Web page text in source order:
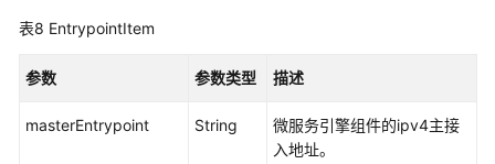
建
备
表8 EntrypointItem
参数 参数类型 描述
masterEntrypoint String
微服务引擎组件的ipv4主接
入地址。